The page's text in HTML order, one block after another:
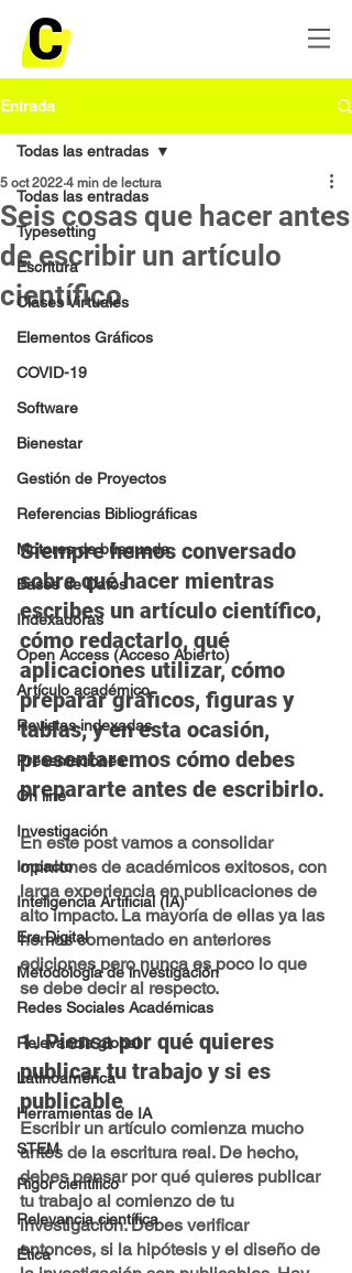
Entrada
Todas las entradas
Typesetting
Escritura
Clases Virtuales
Elementos Gráficos
COVID-19
Software
Bienestar
Gestión de Proyectos
Referencias Bibliográficas
Motores de búsqueda
Bases de Datos
Indexadoras
Open Access (Acceso Abierto)
Artículo académico
Revistas indexadas
Presentaciones
On line
Investigación
Impacto
Inteligencia Artificial (IA)
Era Digital
Metodología de investigación
Redes Sociales Académicas
Relevancia global
Latinoamérica
Herramientas de IA
STEM
Rigor científico
Relevancia científica
Ética
Todas las entradas
Seis cosas que hacer antes
de escribir un artículo
científico
5 oct 2022 4 min de lectura
Siempre hemos conversado
sobre qué hacer mientras
escribes un artículo científico,
cómo redactarlo, qué
aplicaciones utilizar, cómo
preparar gráficos, figuras y
tablas, y en esta ocasión,
presentaremos cómo debes
prepararte antes de escribirlo.
En este post vamos a consolidar
opiniones de académicos exitosos, con
larga experiencia en publicaciones de
alto impacto. La mayoría de ellas ya las
hemos comentado en anteriores
ediciones pero nunca es poco lo que
se debe decir al respecto.
1. Piensa por qué quieres
publicar tu trabajo y si es
publicable
Escribir un artículo comienza mucho
antes de la escritura real. De hecho,
debes pensar por qué quieres publicar
tu trabajo al comienzo de tu
investigación. Debes verificar
entonces, si la hipótesis y el diseño de